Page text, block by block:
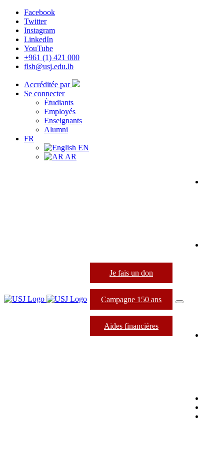
Facebook
Twitter
Instagram
LinkedIn
YouTube
+961 (1) 421 000
flsh@usj.edu.lb
Accréditée par
Se connecter
Étudiants
Employés
Enseignants
Alumni
FR
EN
AR
Je fais un don
Campagne 150 ans
Aides financières